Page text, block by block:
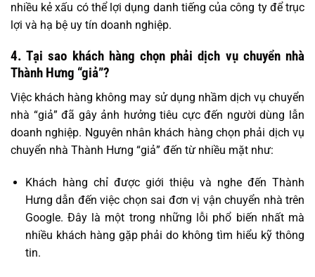
nhiều kẻ xấu có thể lợi dụng danh tiếng của công ty để trục
lợi và hạ bệ uy tín doanh nghiệp.
4. Tại sao khách hàng chọn phải dịch vụ chuyển nhà
Thành Hưng “giả”?
Việc khách hàng không may sử dụng nhầm dịch vụ chuyển
nhà “giả” đã gây ảnh hưởng tiêu cực đến người dùng lẫn
doanh nghiệp. Nguyên nhân khách hàng chọn phải dịch vụ
chuyển nhà Thành Hưng “giả” đến từ nhiều mặt như:
Khách hàng chỉ được giới thiệu và nghe đến Thành
Hưng dẫn đến việc chọn sai đơn vị vận chuyển nhà trên
Google. Đây là một trong những lỗi phổ biến nhất mà
nhiều khách hàng gặp phải do không tìm hiểu kỹ thông
tin.